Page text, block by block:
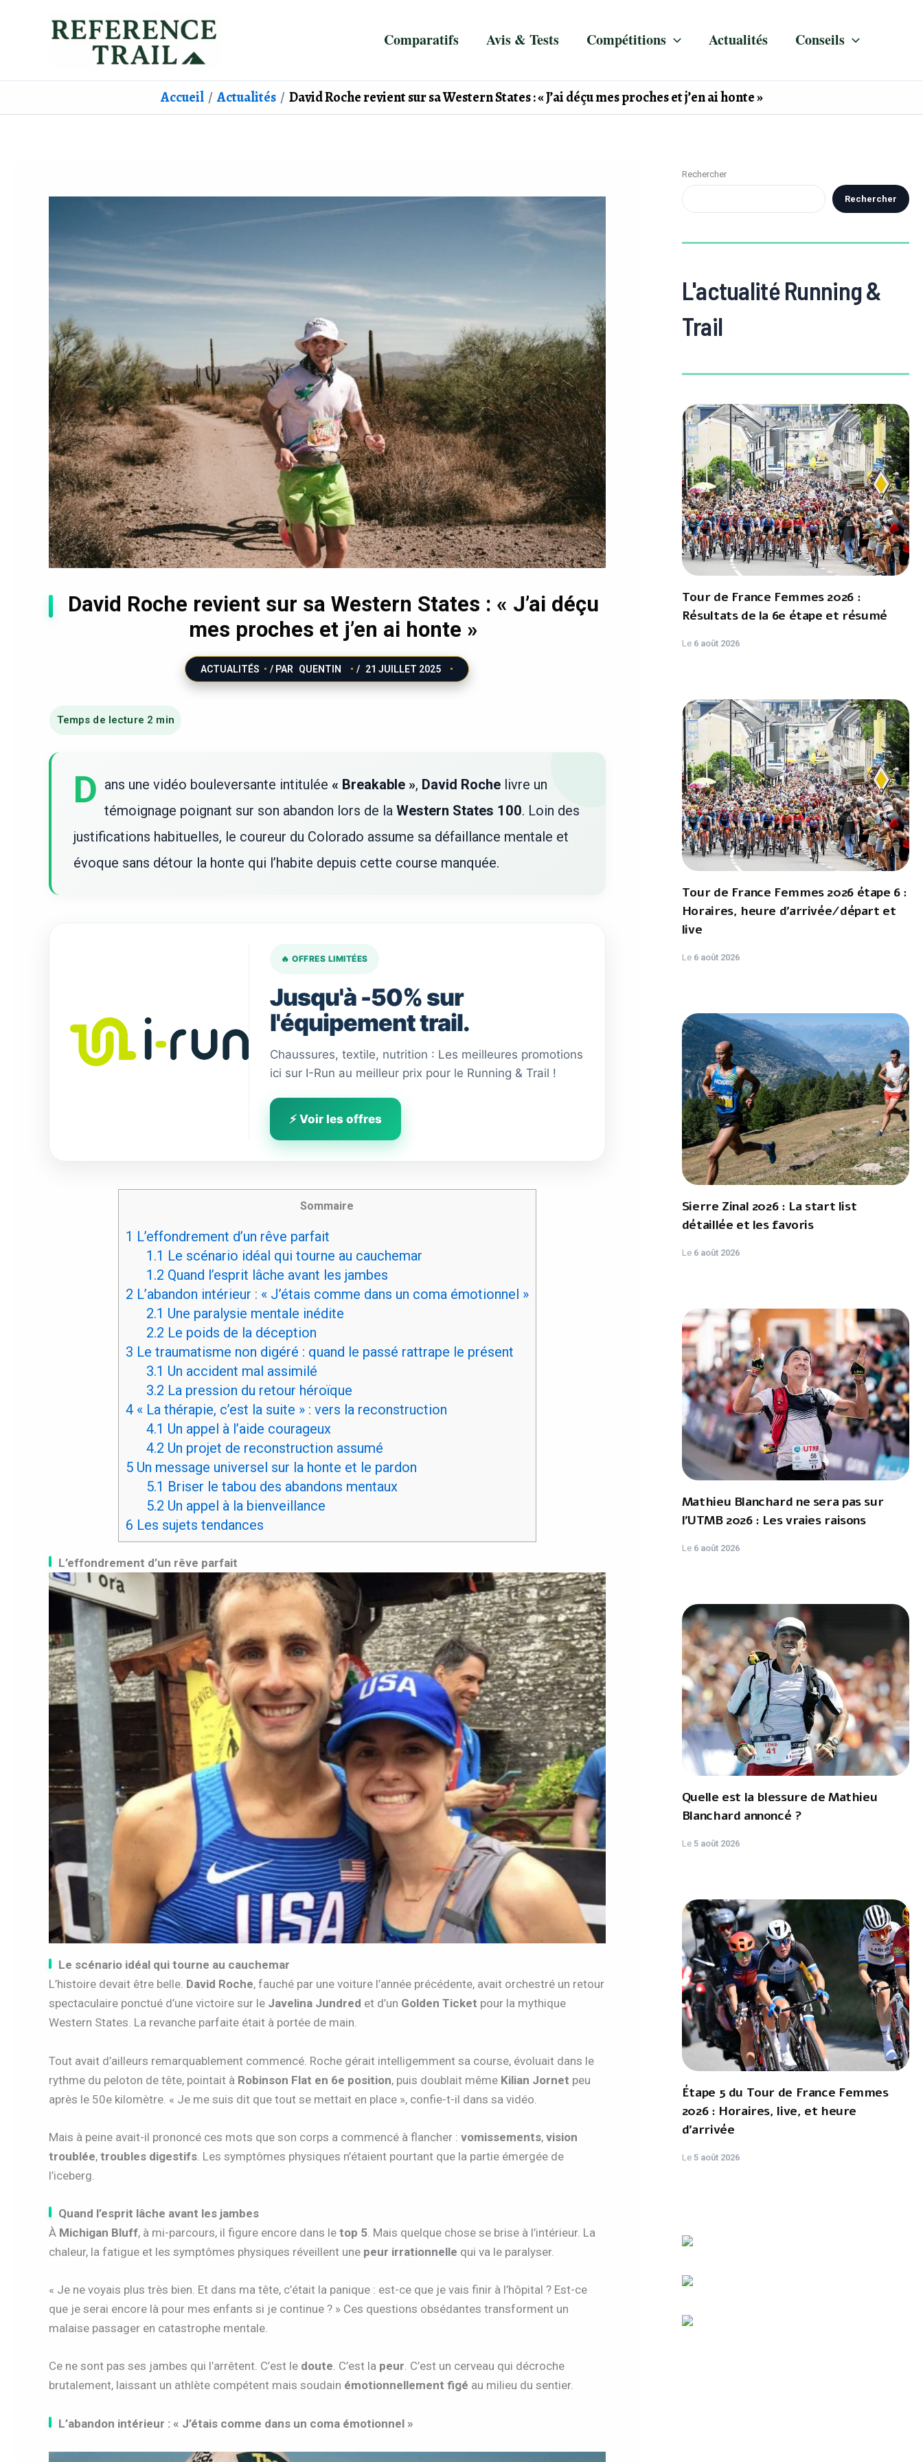
Comparatifs Avis & Tests Compétitions Actualités Conseils
Accueil Actualités David Roche revient sur sa Western States : « J’ai déçu mes proches et j’en ai honte »
David Roche revient sur sa Western States : « J’ai déçu
mes proches et j’en ai honte »
ACTUALITÉS / PAR QUENTIN / 21 JUILLET 2025
D ans une vidéo bouleversante intitulée « Breakable », David Roche livre un
témoignage poignant sur son abandon lors de la Western States 100. Loin des
justifications habituelles, le coureur du Colorado assume sa défaillance mentale et
évoque sans détour la honte qui l’habite depuis cette course manquée.
🔥 OFFRES LIMITÉES
Jusqu'à -50% sur
l'équipement trail.
Chaussures, textile, nutrition : Les meilleures promotions
ici sur I-Run au meilleur prix pour le Running & Trail !
⚡ Voir les offres
Sommaire
1 L’effondrement d’un rêve parfait
1.1 Le scénario idéal qui tourne au cauchemar
1.2 Quand l’esprit lâche avant les jambes
2 L’abandon intérieur : « J’étais comme dans un coma émotionnel »
2.1 Une paralysie mentale inédite
2.2 Le poids de la déception
3 Le traumatisme non digéré : quand le passé rattrape le présent
3.1 Un accident mal assimilé
3.2 La pression du retour héroïque
4« La thérapie, c’est la suite » : vers la reconstruction
4.1 Un appel à l’aide courageux
4.2 Un projet de reconstruction assumé
5Un message universel sur la honte et le pardon
5.1 Briser le tabou des abandons mentaux
5.2 Un appel à la bienveillance
6 Les sujets tendances
L’effondrement d’un rêve parfait
Le scénario idéal qui tourne au cauchemar
L’histoire devait être belle. David Roche, fauché par une voiture l’année précédente, avait orchestré un retour
spectaculaire ponctué d’une victoire sur le Javelina Jundred et d’un Golden Ticket pour la mythique
Western States. La revanche parfaite était à portée de main.
Tout avait d’ailleurs remarquablement commencé. Roche gérait intelligemment sa course, évoluait dans le
rythme du peloton de tête, pointait à Robinson Flat en 6e position, puis doublait même Kilian Jornet peu
après le 50e kilomètre. « Je me suis dit que tout se mettait en place », confie-t-il dans sa vidéo.
Mais à peine avait-il prononcé ces mots que son corps a commencé à flancher : vomissements, vision
troublée, troubles digestifs . Les symptômes physiques n’étaient pourtant que la partie émergée de
l’iceberg.
Quand l’esprit lâche avant les jambes
À Michigan Bluff, à mi-parcours, il figure encore dans le top 5. Mais quelque chose se brise à l’intérieur. La
chaleur, la fatigue et les symptômes physiques réveillent une peur irrationnelle qui va le paralyser.
« Je ne voyais plus très bien. Et dans ma tête, c’était la panique : est-ce que je vais finir à l’hôpital ? Est-ce
que je serai encore là pour mes enfants si je continue ? » Ces questions obsédantes transforment un
malaise passager en catastrophe mentale.
Ce ne sont pas ses jambes qui l’arrêtent. C’est le doute. C’est la peur. C’est un cerveau qui décroche
brutalement, laissant un athlète compétent mais soudain émotionnellement figé au milieu du sentier.
L’abandon intérieur : « J’étais comme dans un coma émotionnel »
Rechercher
Rechercher
L'actualité Running &
Trail
Tour de France Femmes 2026 :
Résultats de la 6e étape et résumé
Le 6 août 2026
Tour de France Femmes 2026 étape 6 :
Horaires, heure d'arrivée/départ et
live
Le 6 août 2026
Sierre Zinal 2026 : La start list
détaillée et les favoris
Le 6 août 2026
Mathieu Blanchard ne sera pas sur
l'UTMB 2026 : Les vraies raisons
Le 6 août 2026
Quelle est la blessure de Mathieu
Blanchard annoncé ?
Le 5 août 2026
Étape 5 du Tour de France Femmes
2026 : Horaires, live, et heure
d'arrivée
Le 5 août 2026